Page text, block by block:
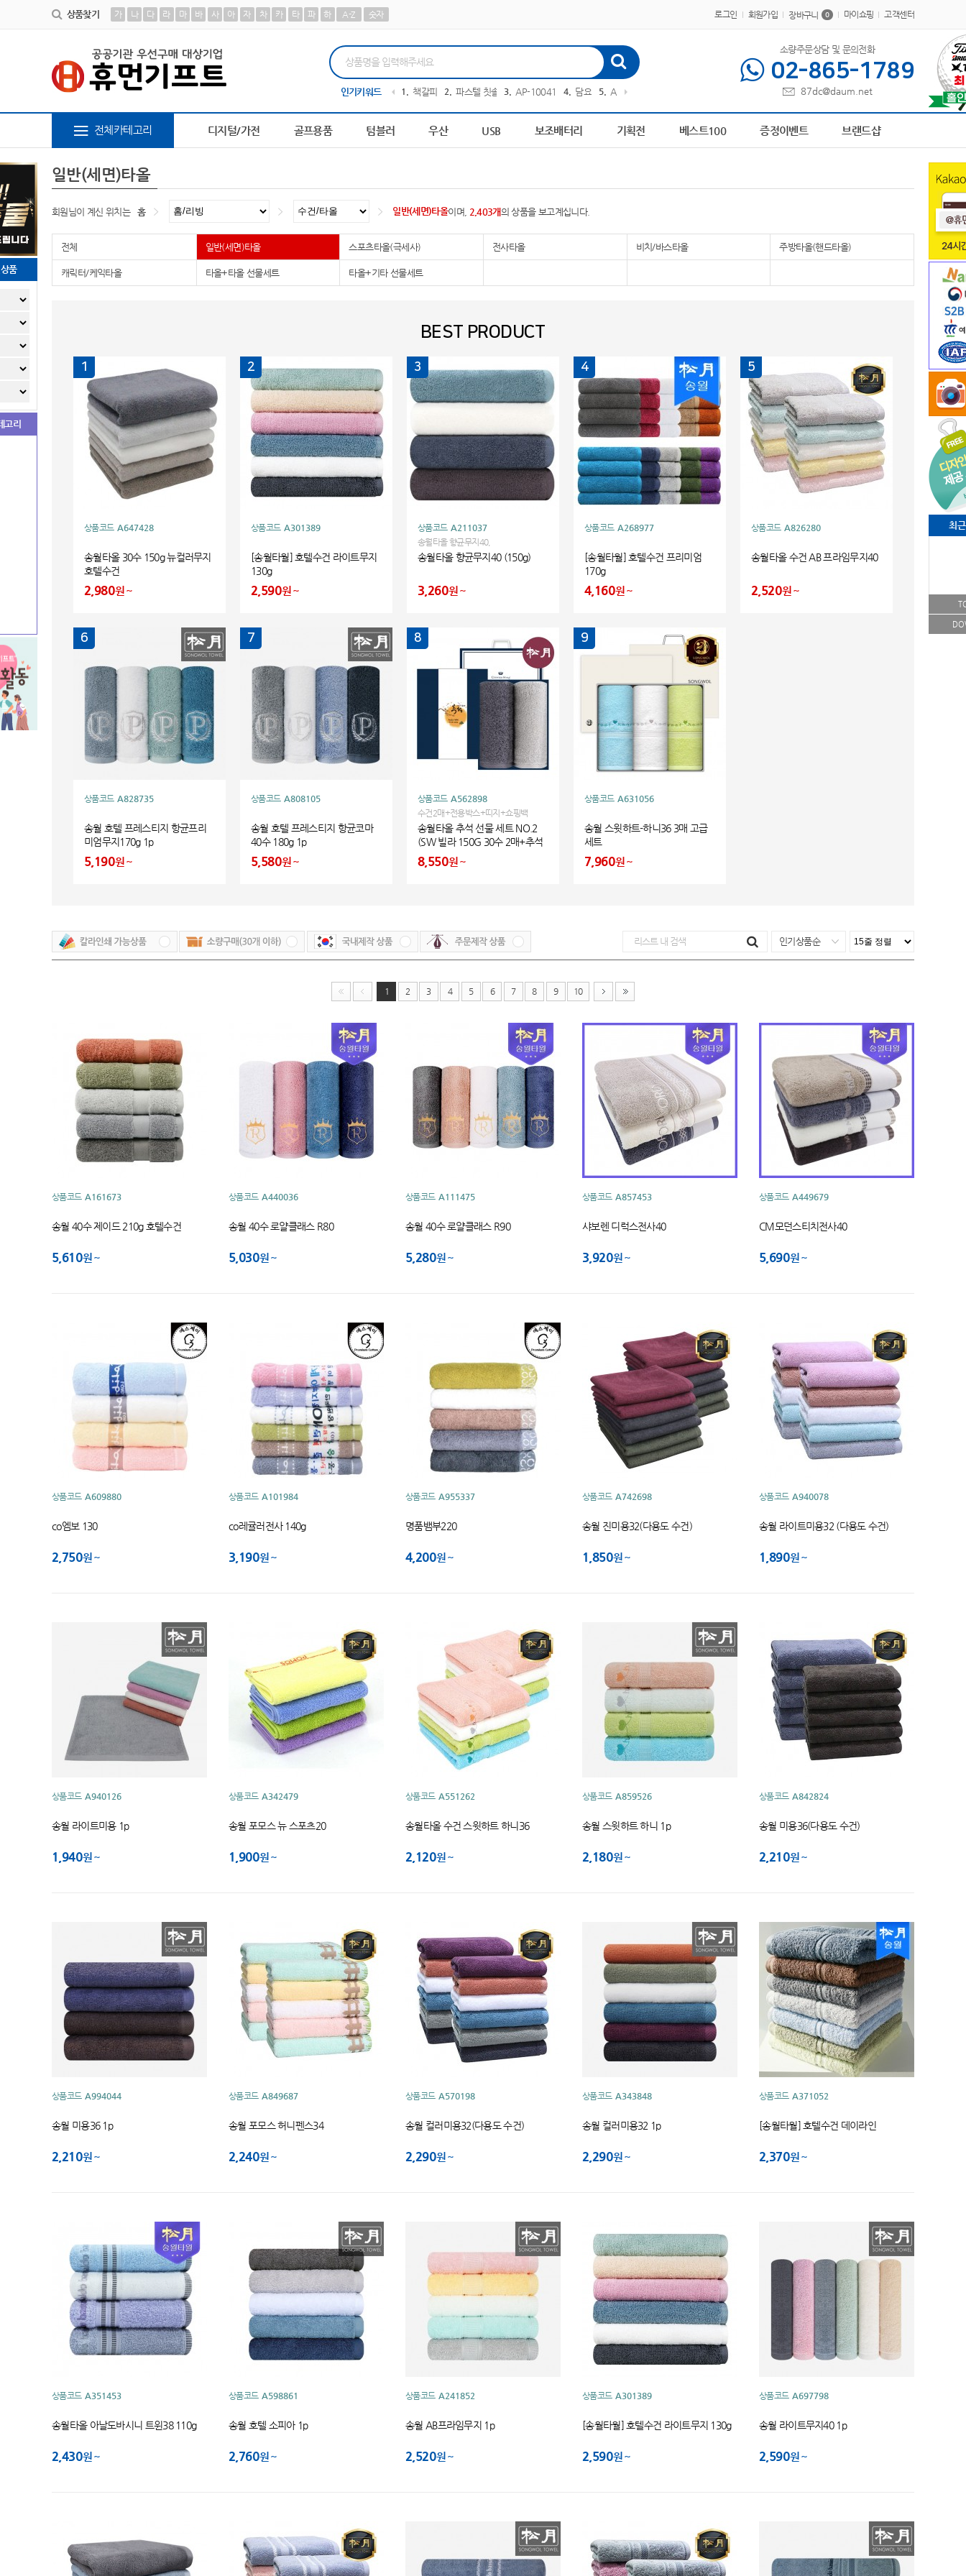
상품찾기 가 나 다 라 마 바 사 아 자 차 카 타 파 하 A-Z 숫자 로그인 회원가입 장바구니 0 마이쇼핑 고객센터
인기키워드
장바구니 10 AP-100378 책갈피 담요 5 AP-100209 6 피트 텀블러 7 AP-1003648 AP-1006169 장바구니 파스텔 칫솔 3 AP-1004134 AP-1002096
소량주문상담 및 문의전화
02-865-1789
87dc@daum.net
전체카테고리 디지털/가전 골프용품 텀블러 우산 USB 보조배터리 기획전 베스트100 증정이벤트 브랜드샵
품
고리
최
일반(세면)타올
회원님이 계신 위치는 홈 일반(세면)타올이며, 2,403개의 상품을 보고계십니다.
전체 일반(세면)타올 스포츠타올(극세사) 전사타올 비치/바스타올 주방타올(핸드타올)
캐릭터/케익타올 타올+타올 선물세트 타올+기타 선물세트
BEST PRODUCT
1
상품코드 A647428
송월타올 30수 150g 뉴컬러무지
호텔수건
2,980원
2
상품코드 A301389
[송월타월] 호텔수건 라이트무지
130g
2,590원
3
상품코드 A211037
송월타올 향균무지40,
송월타올 향균무지40 (150g)
3,260원
4
상품코드 A268977
[송월타월] 호텔수건 프리미엄
170g
4,160원
5
상품코드 A826280
송월타올 수건 AB 프라임무지40
2,520원
6
상품코드 A828735
송월 호텔 프레스티지 항균프리
미엄무지170g 1p
5,190원
7
상품코드 A808105
송월 호텔 프레스티지 항균코마
40수 180g 1p
5,580원
8
상품코드 A562898
수건2매+전용박스+띠지+쇼핑백
송월타올 추석 선물 세트 NO.2
(SW 빌라 150G 30수 2매+추석
패키지+쇼핑백)
8,550원
9
상품코드 A631056
송월 스윗하트-하니36 3매 고급
세트
7,960원
인기상품순
1 2 3 4 5 6 7 8 9 10
상품코드 A161673
송월 40수 제이드 210g 호텔수건
5,610원
상품코드 A440036
송월 40수 로얄클래스 R80
5,030원
상품코드 A111475
송월 40수 로얄클래스 R90
5,280원
상품코드 A857453
샤보렌 디럭스전사40
3,920원
상품코드 A449679
CM모던스티치전사40
5,690원
상품코드 A609880
co엠보 130
2,750원
상품코드 A101984
co레귤러전사 140g
3,190원
상품코드 A955337
명품뱀부220
4,200원
상품코드 A742698
송월 진미용32(다용도 수건)
1,850원
상품코드 A940078
송월 라이트미용32 (다용도 수건)
1,890원
상품코드 A940126
송월 라이트미용 1p
1,940원
상품코드 A342479
송월 포모스 뉴 스포츠20
1,900원
상품코드 A551262
송월타올 수건 스윗하트 하니36
2,120원
상품코드 A859526
송월 스윗하트 하니 1p
2,180원
상품코드 A842824
송월 미용36(다용도 수건)
2,210원
상품코드 A994044
송월 미용36 1p
2,210원
상품코드 A849687
송월 포모스 허니펜스34
2,240원
상품코드 A570198
송월 컬러미용32(다용도 수건)
2,290원
상품코드 A343848
송월 컬러미용32 1p
2,290원
상품코드 A371052
[송월타월] 호텔수건 데이라인
2,370원
상품코드 A351453
송월타올 아날도바시니 트윈38 110g
2,430원
상품코드 A598861
송월 호텔 소피아 1p
2,760원
상품코드 A241852
송월 AB프라임무지 1p
2,520원
상품코드 A301389
[송월타월] 호텔수건 라이트무지 130g
2,590원
상품코드 A697798
송월 라이트무지40 1p
2,590원